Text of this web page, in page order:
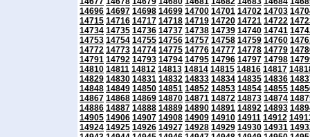
14696 14697 14698 14699 14700 14701 14702 14703
14715 14716 14717 14718 14719 14720 14721 14722
14734 14735 14736 14737 14738 14739 14740 14741
14753 14754 14755 14756 14757 14758 14759 14760
14772 14773 14774 14775 14776 14777 14778 14779
14791 14792 14793 14794 14795 14796 14797 14798
14810 14811 14812 14813 14814 14815 14816 14817
14829 14830 14831 14832 14833 14834 14835 14836
14848 14849 14850 14851 14852 14853 14854 14855
14867 14868 14869 14870 14871 14872 14873 14874
14886 14887 14888 14889 14890 14891 14892 14893
14905 14906 14907 14908 14909 14910 14911 14912
14924 14925 14926 14927 14928 14929 14930 14931